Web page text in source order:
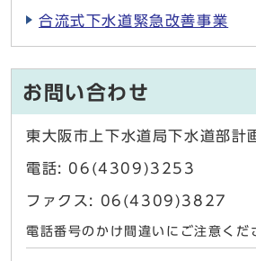
合流式下水道緊急改善事業
お問い合わせ
東大阪市上下水道局下水道部計
電話: 06(4309)3253
ファクス: 06(4309)3827
電話番号のかけ間違いにご注意くだ